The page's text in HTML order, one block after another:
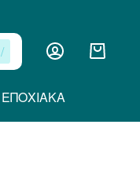
/
ΕΠΟΧΙΑΚΆ